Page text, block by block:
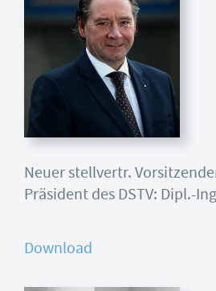
Neuer stellvertr.
Präsident des DSTV: Dipl.-
Download